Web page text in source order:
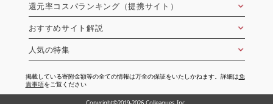
還元率コスパランキング（提携サイト）
おすすめサイト解説
人気の特集
掲載している寄附金額等の全ての情報は万全の保証をいたしかねます。詳細は免
責事項をご覧ください